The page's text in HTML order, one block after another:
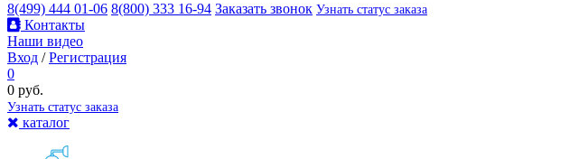
8(499) 444 01-06 8(800) 333 16-94 Заказать звонок Узнать статус заказа
Контакты
Наши видео
Вход /Регистрация
0
0 руб.
Узнать статус заказа
каталог